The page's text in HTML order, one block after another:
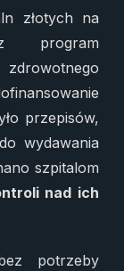
złotych na
program
przepisów,
wydawania
szpitalom
nad ich
potrzeby